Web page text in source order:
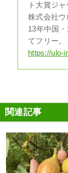
ト大賞ジ
株式会社ウ
13年中国
てフリー。
https://ulo-
関連記事